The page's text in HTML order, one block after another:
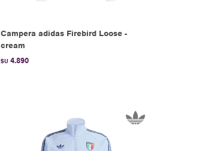
Campera adidas Firebird Loose -
cream
$U 4.890